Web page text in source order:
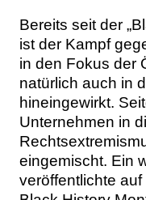
Bereits seit der
ist der Kampf
in den Fokus der
natürlich auch in
hineingewirkt.
Unternehmen in
eingemischt. Ein
veröffentlichte